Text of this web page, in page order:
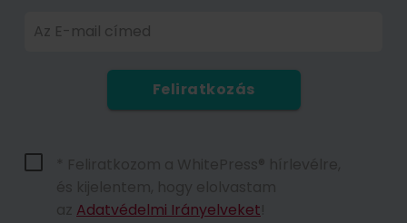
Az E-mail címed
Feliratkozás
Adatvédelmi Irányelveket